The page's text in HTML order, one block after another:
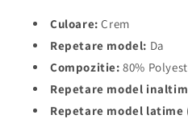
Culoare: Crem
Repetare model: Da
Compozitie: 80%
Repetare model
Repetare model latime